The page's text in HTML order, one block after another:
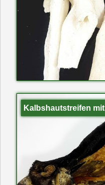
Kalbshautstreifen mit